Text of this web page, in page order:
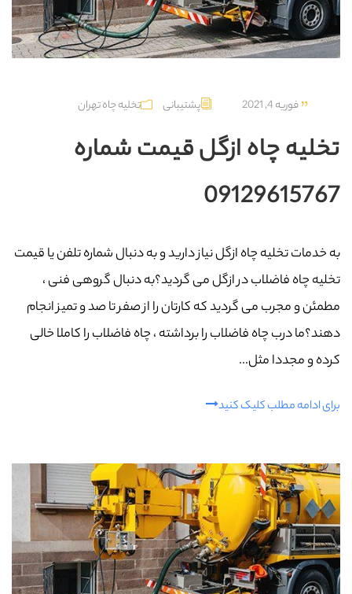
فوریه 4, 2021 پشتیبانی تخلیه چاه تهران
تخلیه چاه ازگل قیمت شماره
09129615767
به خدمات تخلیه چاه ازگل نیاز دارید و به دنبال شماره تلفن یا قیمت
تخلیه چاه فاضلاب در ازگل می گردید؟به دنبال گروهی فنی ،
مطمئن و مجرب می گردید که کارتان را از صفر تا صد و تمیز انجام
دهند؟ما درب چاه فاضلاب را برداشته ، چاه فاضلاب را کاملا خالی
کرده و مجددا مثل...
برای ادامه مطلب کلیک کنید